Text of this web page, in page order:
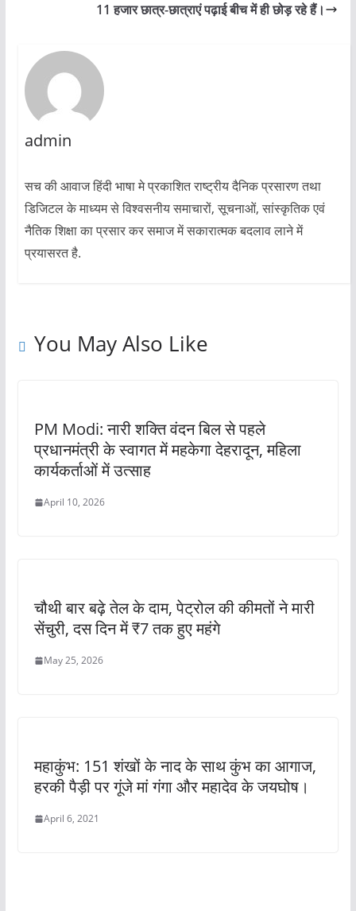
11 हजार छात्र-छात्राएं पढ़ाई बीच में ही छोड़ रहे हैं।
admin
सच की आवाज हिंदी भाषा मे प्रकाशित राष्ट्रीय दैनिक प्रसारण तथा
डिजिटल के माध्यम से विश्वसनीय समाचारों, सूचनाओं, सांस्कृतिक एवं
नैतिक शिक्षा का प्रसार कर समाज में सकारात्मक बदलाव लाने में
प्रयासरत है.
You May Also Like
PM Modi: नारी शक्ति वंदन बिल से पहले
प्रधानमंत्री के स्वागत में महकेगा देहरादून, महिला
कार्यकर्ताओं में उत्साह
April 10, 2026
चौथी बार बढ़े तेल के दाम, पेट्रोल की कीमतों ने मारी
सेंचुरी, दस दिन में ₹7 तक हुए महंगे
May 25, 2026
महाकुंभ: 151 शंखों के नाद के साथ कुंभ का आगाज,
हरकी पैड़ी पर गूंजे मां गंगा और महादेव के जयघोष।
April 6, 2021